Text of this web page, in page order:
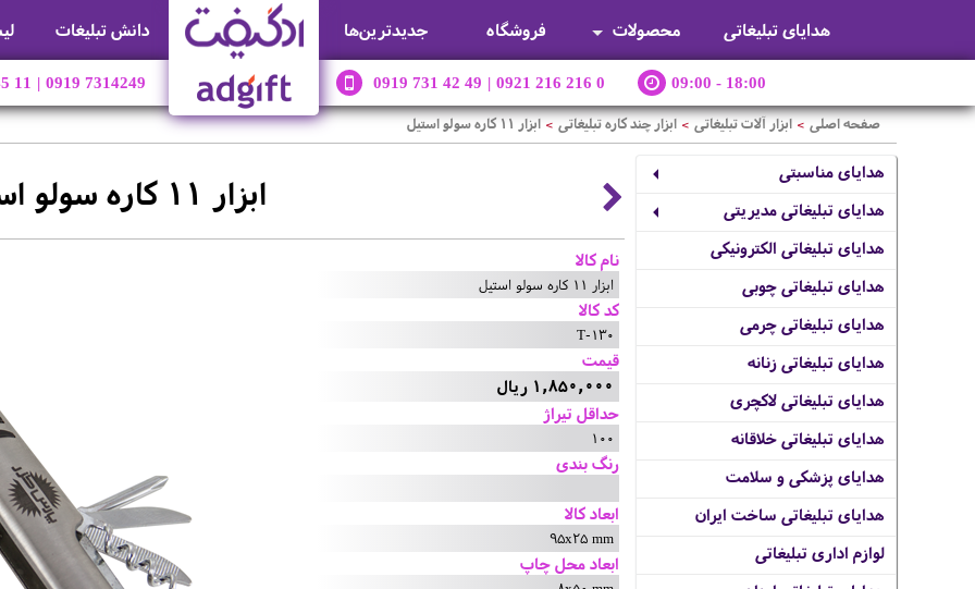
هدایای تبلیغاتی محصولات فروشگاه جديدترين‌ها دانش تبلیغات
11 | 0919 7314249 0919 731 42 49 | 0921 216 216 0 09:00 - 18:00
صفحه اصلی > ابزار آلات تبلیغاتی > ابزار چند کاره تبلیغاتی > ابزار 11 کاره سولو استیل
هدایای مناسبتی
هدایای تبلیغاتی مدیریتی
هدایای تبلیغاتی الکترونیکی
هدایای تبلیغاتی چوبی
هدایای تبلیغاتی چرمی
هدایای تبلیغاتی زنانه
هدایای تبلیغاتی لاکچری
هدایای تبلیغاتی خلاقانه
هدایای پزشکی و سلامت
هدایای تبلیغاتی ساخت ایران
لوازم اداری تبلیغاتی
ابزار 11 کاره سولو استیل
نام کالا
ابزار 11 کاره سولو استیل
کد کالا
T-130
قیمت
1,850,000 ریال
حداقل تیراژ
100
رنگ بندی
ابعاد کالا
95x25 mm
ابعاد محل چاپ